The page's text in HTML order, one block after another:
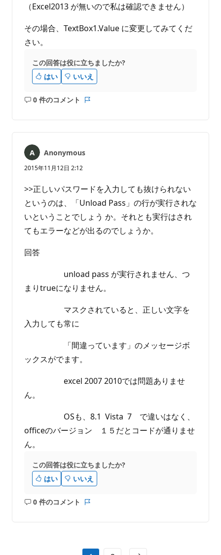
（Excel2013 が無いので私は確認できません）
その場合、TextBox1.Value に変更してみてくだ
さい。
この回答は役に立ちましたか?
はい
いいえ
0 件のコメント
コ
ト
あ
り
せ
ん
ト
Anonymous
2015年11月12日 2:12
>>正しいパスワードを入力しても抜けられない
というのは、「Unload Pass」の行が実行されな
いということでしょう か。それとも実行はされ
てもエラーなどが出るのでしょうか。
回答
unload pass が実行されません、つ
まりtrueになりません。
マスクされていると、正しい文字を
入力しても常に
「間違っています」のメッセージボ
ックスがでます。
excel 2007 2010では問題ありませ
ん。
OSも、8.1 Vista 7 で違いはなく、
officeのバージョン １５だとコードが通りませ
ん。
この回答は役に立ちましたか?
はい
いいえ
0 件のコメント
コ